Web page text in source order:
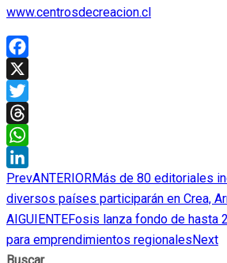
www.centrosdecreacion.cl
Facebook
X
Twitter
Threads
WhatsApp
LinkedIn
PrevANTERIORMás de 80 editoriales
diversos países participarán en Crea,
AIGUIENTEFosis lanza fondo de hasta
para emprendimientos regionales Next